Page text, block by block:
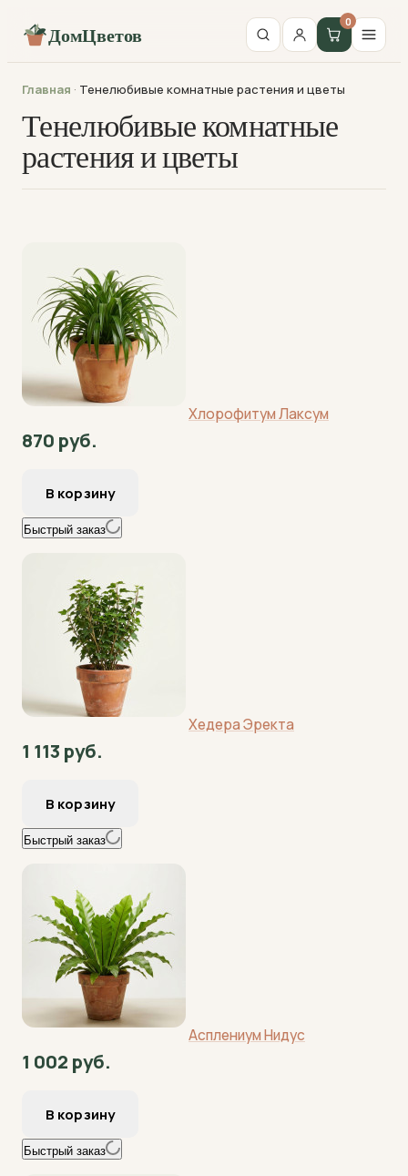
ДомЦветов
0
Главная · Тенелюбивые комнатные растения и цветы
Тенелюбивые комнатные
растения и цветы
Хлорофитум Лаксум
870 руб.
Быстрый заказ
Хедера Эректа
1 113 руб.
Быстрый заказ
Асплениум Нидус
1 002 руб.
Быстрый заказ